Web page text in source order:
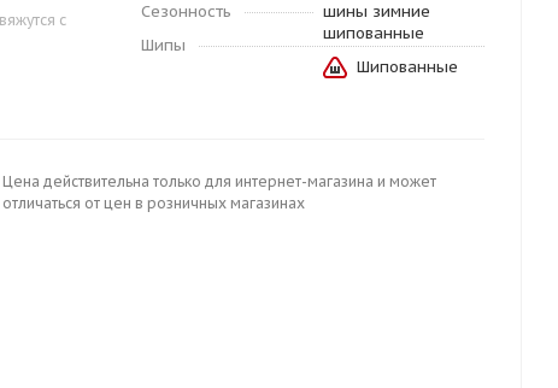
с
Сезонность
шины зимние
шипованные
Шипы
Шипованные
Цена действительна только для интернет-магазина и может
отличаться от цен в розничных магазинах